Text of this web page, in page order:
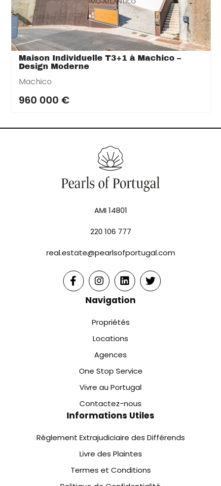
Maison Individuelle T3+1 à Machico –
Design Moderne
Machico
960 000 €
AMI 14801
220 106 777
real.estate@pearlsofportugal.com
Navigation
Propriétés
Locations
Agences
One Stop Service
Vivre au Portugal
Contactez-nous
Informations Utiles
Règlement Extrajudiciaire des Différends
Livre des Plaintes
Termes et Conditions